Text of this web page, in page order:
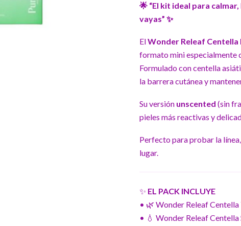
🌟 “El kit ideal para
vayas” ✨
ElWonder Releaf
formato mini especialmente
Formulado con centella
la barrera cutánea y
Su versión unscented (sin
pieles más reactivas y
Perfecto para probar la
lugar.
✨ EL PACK INCLUYE
• 🌿 Wonder Releaf
• 💧 Wonder Releaf